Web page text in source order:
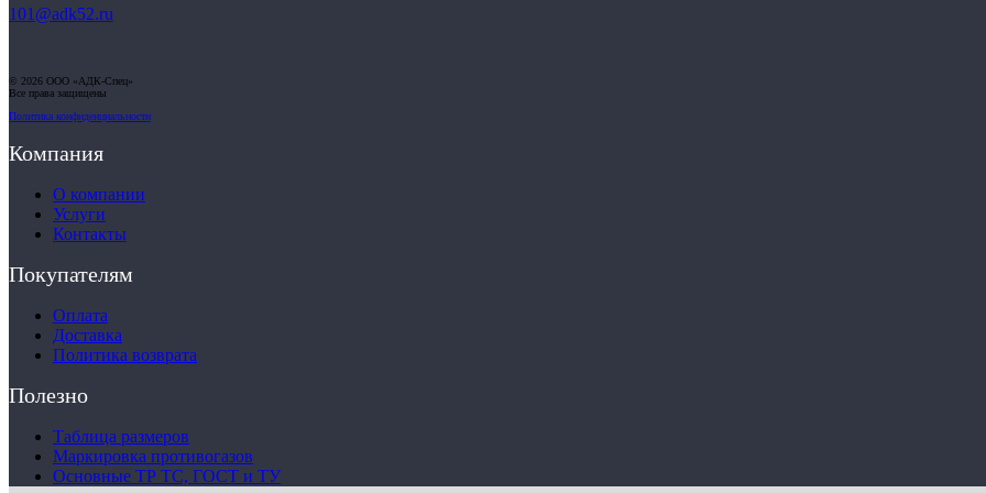
101@adk52.ru
© 2026 ООО «АДК-Спец»
Все права защищены
Политика конфиденциальности
Компания
О компании
Услуги
Контакты
Покупателям
Оплата
Доставка
Политика возврата
Полезно
Таблица размеров
Маркировка противогазов
Основные ТР ТС, ГОСТ и ТУ